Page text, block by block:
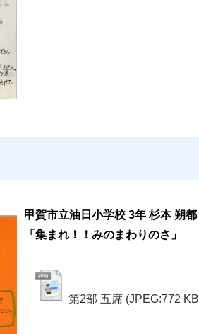
甲賀市立油日小学校 3年 杉本 朔都
「集まれ！！みのまわりのさ」
第2部 五席 (JPEG:772